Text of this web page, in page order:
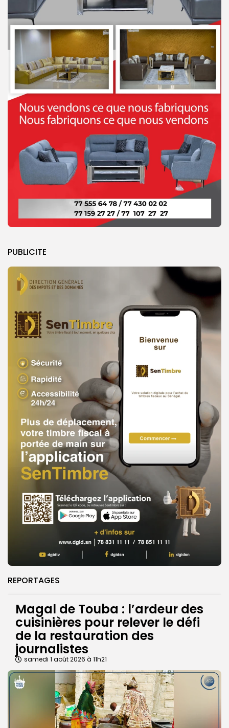
PUBLICITE
REPORTAGES
Magal de Touba : l’ardeur des
cuisinières pour relever le défi
de la restauration des
journalistes
samedi 1 août 2026 à 11h21